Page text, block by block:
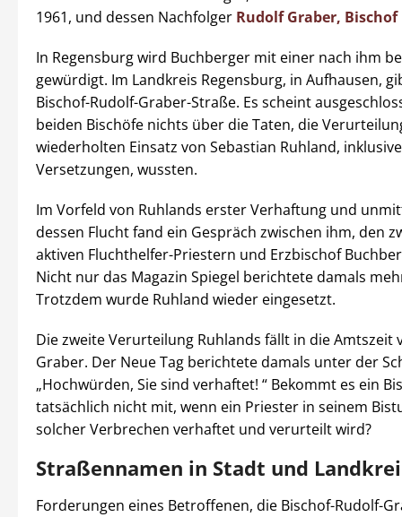
1961, und dessen Nachfolger Rudolf Graber, Bischof
In Regensburg wird Buchberger mit einer nach ihm
gewürdigt. Im Landkreis Regensburg, in Aufhausen,
Bischof-Rudolf-Graber-Straße. Es scheint
beiden Bischöfe nichts über die Taten, die
wiederholten Einsatz von Sebastian Ruhland,
Versetzungen, wussten.
Im Vorfeld von Ruhlands erster Verhaftung und
dessen Flucht fand ein Gespräch zwischen ihm, den
aktiven Fluchthelfer-Priestern und Erzbischof
Nicht nur das Magazin Spiegel berichtete damals
Trotzdem wurde Ruhland wieder eingesetzt.
Die zweite Verurteilung Ruhlands fällt in die Amtszeit
Graber. Der Neue Tag berichtete damals unter der
„Hochwürden, Sie sind verhaftet! “ Bekommt es ein
tatsächlich nicht mit, wenn ein Priester in seinem
solcher Verbrechen verhaftet und verurteilt wird?
Straßennamen in Stadt und
Forderungen eines Betroffenen, die Bischof-Rudolf-